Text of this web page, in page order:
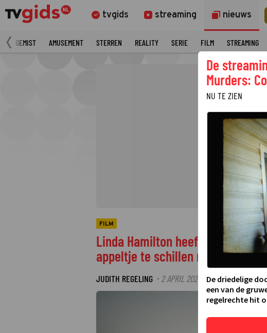
tvgids streaming nieuws
GEMIST AMUSEMENT STERREN REALITY SERIE FILM STREAMING
FILM
Linda Hamilton heeft in
appeltje te schillen met de
JUDITH REGELING · 2 APRIL 2025 11:15·LAATSTE
De
Murders:
NU TE ZIEN
De driedelige
een van de
regelrechte hit